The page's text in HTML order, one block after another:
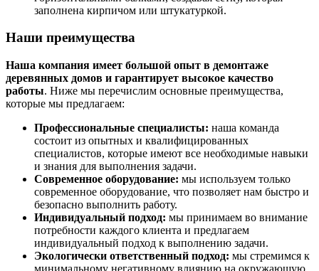
заполнена кирпичом или штукатуркой.
Наши преимущества
Наша компания имеет большой опыт в демонтаже
деревянных домов и гарантирует высокое качество
работы. Ниже мы перечислим основные преимущества,
которые мы предлагаем:
Профессиональные специалисты: наша команда
состоит из опытных и квалифицированных
специалистов, которые имеют все необходимые навыки
и знания для выполнения задачи.
Современное оборудование: мы используем только
современное оборудование, что позволяет нам быстро и
безопасно выполнить работу.
Индивидуальный подход: мы принимаем во внимание
потребности каждого клиента и предлагаем
индивидуальный подход к выполнению задачи.
Экологически ответственный подход: мы стремимся к
минимальному негативному влиянию на окружающую